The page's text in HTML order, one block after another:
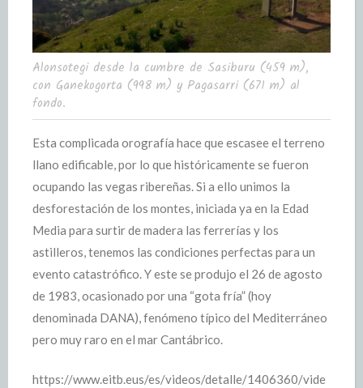
Alonsotegi desde la cumbre de Sasiburu (459 m),
con Ganekogorta (998 m) y Pagasarri (671 m) al
fondo.
Esta complicada orografía hace que escasee el terreno
llano edificable, por lo que históricamente se fueron
ocupando las vegas ribereñas. Si a ello unimos la
desforestación de los montes, iniciada ya en la Edad
Media para surtir de madera las ferrerías y los
astilleros, tenemos las condiciones perfectas para un
evento catastrófico. Y este se produjo el 26 de agosto
de 1983, ocasionado por una “gota fría” (hoy
denominada DANA), fenómeno típico del Mediterráneo
pero muy raro en el mar Cantábrico.
https://www.eitb.eus/es/videos/detalle/1406360/vide